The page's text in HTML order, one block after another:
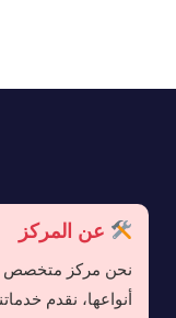
عن المركز
نحن مركز متخصص
أنواعها، نقدم